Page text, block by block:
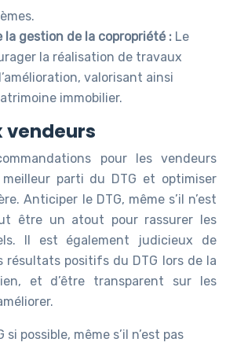
la gestion de la copropriété : Le
la réalisation de travaux
valorisant ainsi
immobilier.
vendeurs
pour les vendeurs
parti du DTG et optimiser
Anticiper le DTG, même s’il n’est
être un atout pour rassurer les
Il est également judicieux de
résultats positifs du DTG lors de la
et d’être transparent sur les
possible, même s’il n’est pas